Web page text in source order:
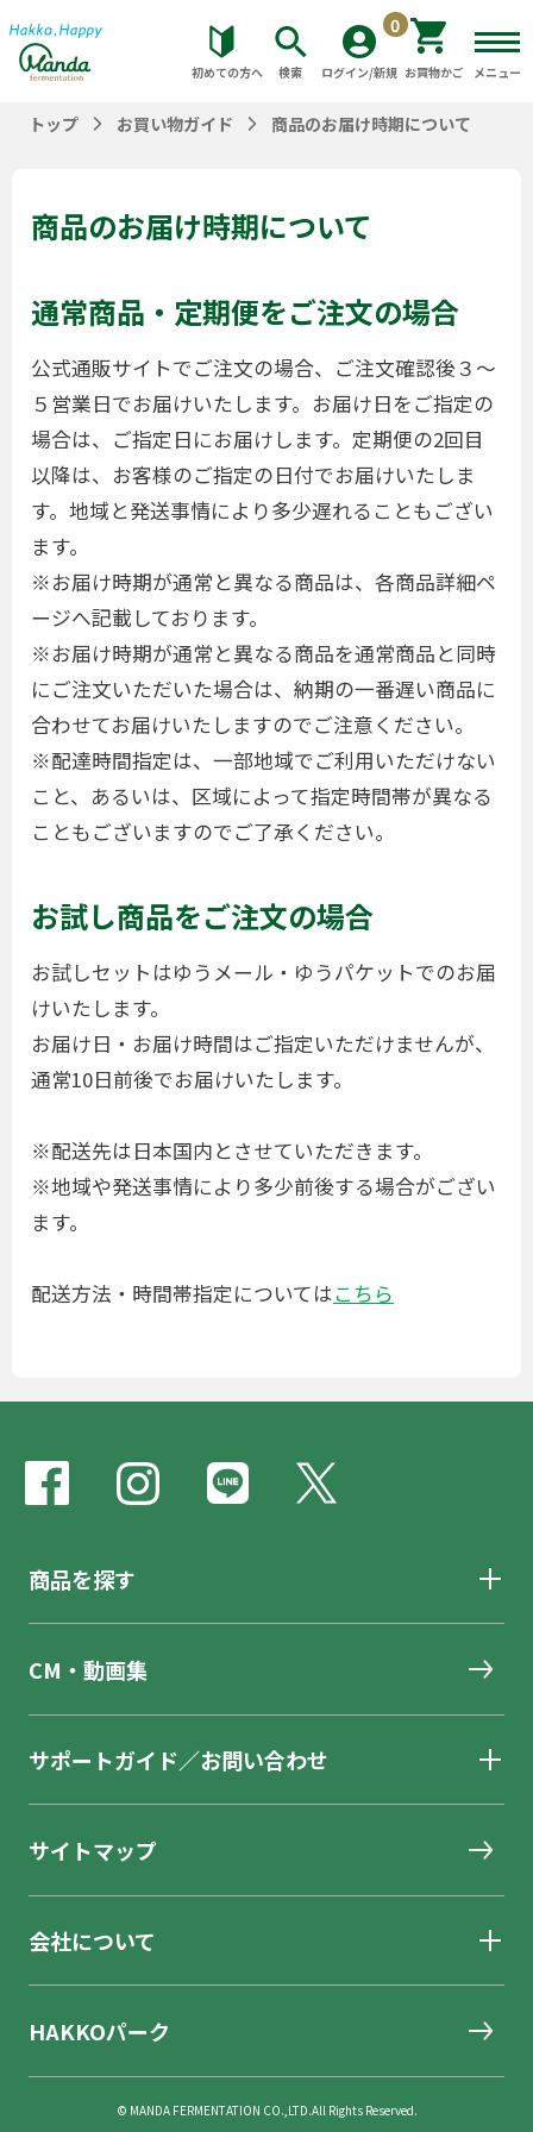
初めての方へ 検索 ログイン/新規お買物かご
0
メニュー
トップ お買い物ガイド 商品のお届け時期について
商品のお届け時期について
通常商品・定期便をご注文の場合
公式通販サイトでご注文の場合、ご注文確認後３〜
５営業日でお届けいたします。お届け日をご指定の
場合は、ご指定日にお届けします。定期便の2回目
以降は、お客様のご指定の日付でお届けいたしま
す。地域と発送事情により多少遅れることもござい
ます。
※お届け時期が通常と異なる商品は、各商品詳細ペ
ージへ記載しております。
※お届け時期が通常と異なる商品を通常商品と同時
にご注文いただいた場合は、納期の一番遅い商品に
合わせてお届けいたしますのでご注意ください。
※配達時間指定は、一部地域でご利用いただけない
こと、あるいは、区域によって指定時間帯が異なる
こともございますのでご了承ください。
お試し商品をご注文の場合
お試しセットはゆうメール・ゆうパケットでのお届
けいたします。
お届け日・お届け時間はご指定いただけませんが、
通常10日前後でお届けいたします。
※配送先は日本国内とさせていただきます。
※地域や発送事情により多少前後する場合がござい
ます。
配送方法・時間帯指定についてはこちら
商品を探す
CM・動画集
サポートガイド／お問い合わせ
サイトマップ
会社について
HAKKOパーク
© MANDA FERMENTATION CO.,LTD.All Rights Reserved.